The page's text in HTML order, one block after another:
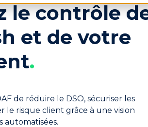
le contrôle
et de votre
.
de réduire le DSO, sécuriser les
le risque client grâce à une vision
automatisées.